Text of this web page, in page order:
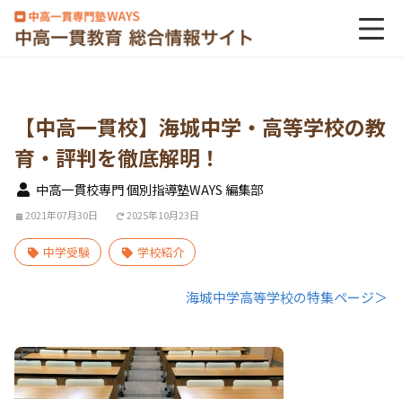
【中高一貫校】海城中学・高等学校の教
育・評判を徹底解明！
中高一貫校専門 個別指導塾WAYS 編集部
2021年07月30日 2025年10月23日
中学受験 学校紹介
海城中学高等学校の特集ページ＞